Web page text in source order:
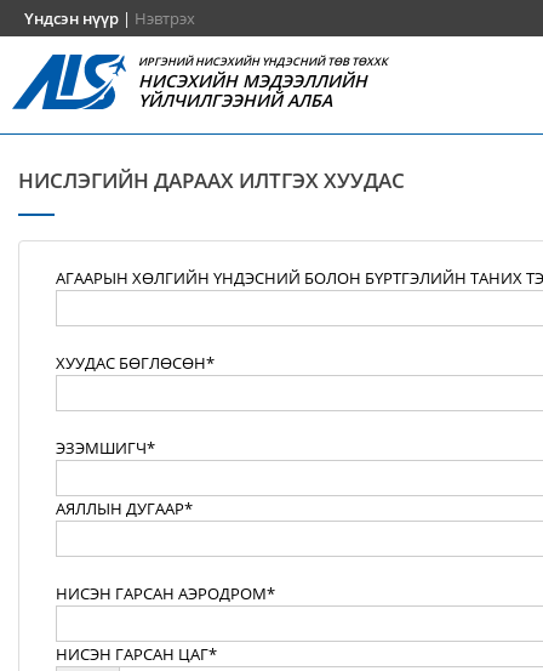
Үндсэн нүүр | Нэвтрэх
ИРГЭНИЙ НИСЭХИЙН ҮНДЭСНИЙ ТӨВ ТӨХХК
НИСЭХИЙН МЭДЭЭЛЛИЙН
ҮЙЛЧИЛГЭЭНИЙ АЛБА
НИСЛЭГИЙН ДАРААХ ИЛТГЭХ ХУУДАС
АГААРЫН ХӨЛГИЙН ҮНДЭСНИЙ БОЛОН БҮРТГЭЛИЙН ТАНИХ
ХУУДАС БӨГЛӨСӨН*
ЭЗЭМШИГЧ*
АЯЛЛЫН ДУГААР*
НИСЭН ГАРСАН АЭРОДРОМ*
НИСЭН ГАРСАН ЦАГ*